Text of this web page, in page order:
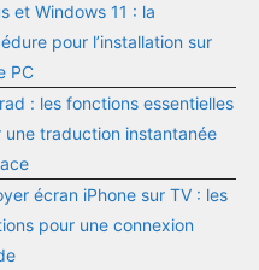
et Windows 11 : la
pour l’installation sur
PC
: les fonctions essentielles
une traduction instantanée
écran iPhone sur TV : les
pour une connexion